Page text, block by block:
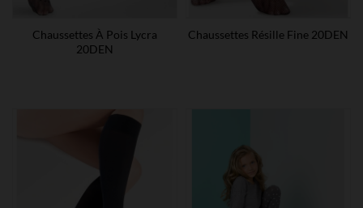
Chaussettes À Pois Lycra
20DEN
Chaussettes Résille Fine 20DEN